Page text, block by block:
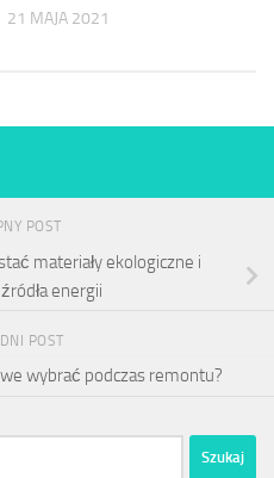
21 MAJA 2021
POST
materiały ekologiczne i
energii
POST
wybrać podczas remontu?